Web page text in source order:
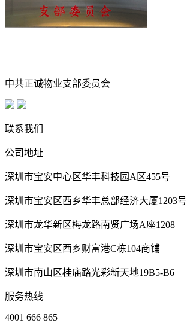
中共正诚物业支部委员会
联系我们
公司地址
深圳市宝安中心区华丰科技园A区455号
深圳市宝安区西乡华丰总部经济大厦1203号
深圳市龙华新区梅龙路南贤广场A座1208
深圳市宝安区西乡财富港C栋104商铺
深圳市南山区桂庙路光彩新天地19B5-B6
服务热线
4001 666 865